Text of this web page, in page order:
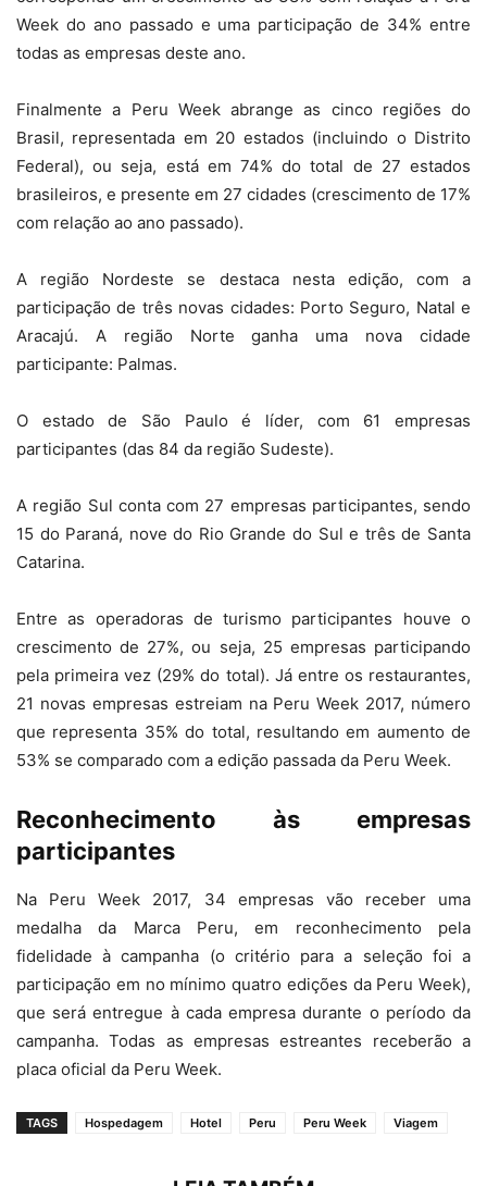
Week do ano passado e uma participação de 34% entre
todas as empresas deste ano.
Finalmente a Peru Week abrange as cinco regiões do
Brasil, representada em 20 estados (incluindo o Distrito
Federal), ou seja, está em 74% do total de 27 estados
brasileiros, e presente em 27 cidades (crescimento de 17%
com relação ao ano passado).
A região Nordeste se destaca nesta edição, com a
participação de três novas cidades: Porto Seguro, Natal e
Aracajú. A região Norte ganha uma nova cidade
participante: Palmas.
O estado de São Paulo é líder, com 61 empresas
participantes (das 84 da região Sudeste).
A região Sul conta com 27 empresas participantes, sendo
15 do Paraná, nove do Rio Grande do Sul e três de Santa
Catarina.
Entre as operadoras de turismo participantes houve o
crescimento de 27%, ou seja, 25 empresas participando
pela primeira vez (29% do total). Já entre os restaurantes,
21 novas empresas estreiam na Peru Week 2017, número
que representa 35% do total, resultando em aumento de
53% se comparado com a edição passada da Peru Week.
Reconhecimento às empresas
participantes
Na Peru Week 2017, 34 empresas vão receber uma
medalha da Marca Peru, em reconhecimento pela
fidelidade à campanha (o critério para a seleção foi a
participação em no mínimo quatro edições da Peru Week),
que será entregue à cada empresa durante o período da
campanha. Todas as empresas estreantes receberão a
placa oficial da Peru Week.
TAGS Hospedagem Hotel Peru Peru Week Viagem